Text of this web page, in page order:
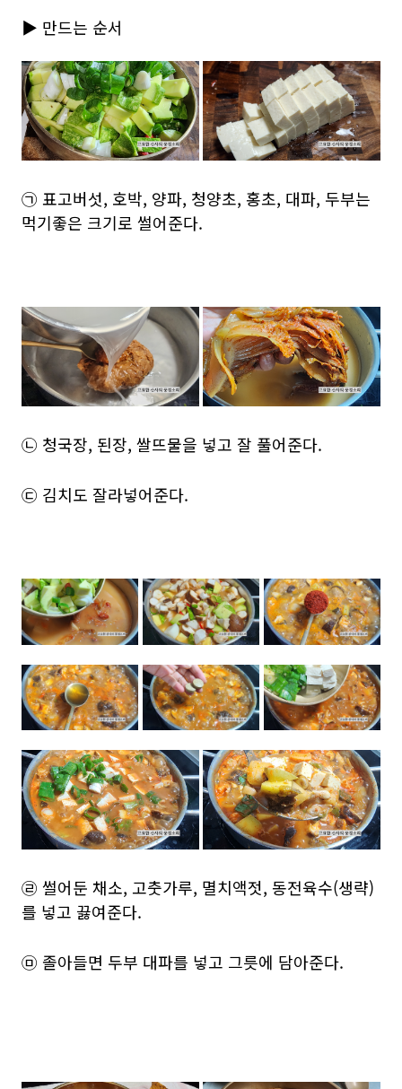
▶ 만드는 순서
㉠ 표고버섯, 호박, 양파, 청양초, 홍초, 대파, 두부는
먹기좋은 크기로 썰어준다.
㉡ 청국장, 된장, 쌀뜨물을 넣고 잘 풀어준다.
㉢ 김치도 잘라넣어준다.
㉣ 썰어둔 채소, 고춧가루, 멸치액젓, 동전육수(생략)
를 넣고 끓여준다.
㉤ 졸아들면 두부 대파를 넣고 그릇에 담아준다.